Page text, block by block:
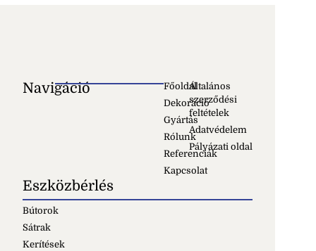
Navigáció
Főoldal
Dekoráció
Gyártás
Rólunk
Referenciák
Kapcsolat
Általános
szerződési
feltételek
Adatvédelem
Pályázati oldal
Eszközbérlés
Bútorok
Sátrak
Kerítések